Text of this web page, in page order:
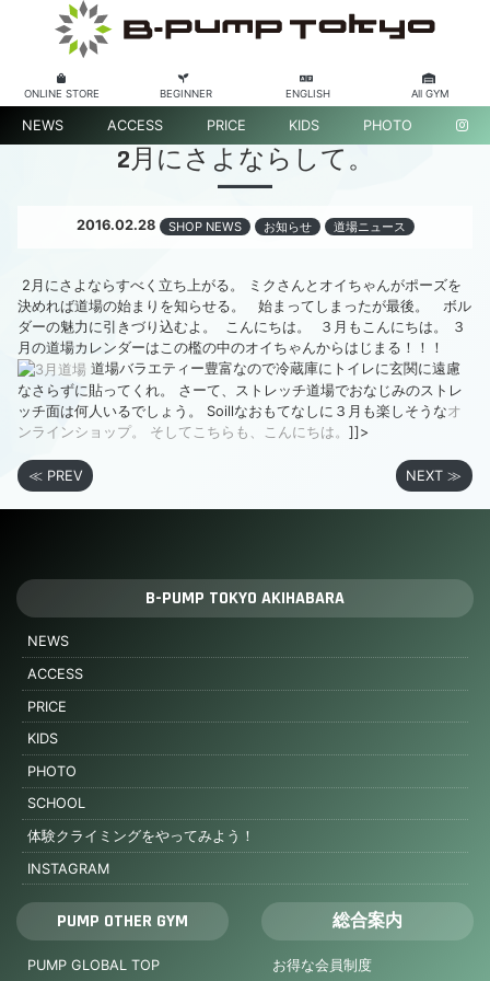
ONLINE STORE BEGINNER ENGLISH All GYM
NEWS ACCESS PRICE KIDS PHOTO
2月にさよならして。
2016.02.28 SHOP NEWS お知らせ 道場ニュース
2月にさよならすべく立ち上がる。 ミクさんとオイちゃんがポーズを
決めれば道場の始まりを知らせる。
始まってしまったが最後。 ボル
ダーの魅力に引きづり込むよ。
こんにちは。
３月もこんにちは。 ３
月の道場カレンダーはこの檻の中のオイちゃんからはじまる！！！
道場バラエティー豊富なので冷蔵庫にトイレに玄関に遠慮
なさらずに貼ってくれ。 さーて、ストレッチ道場でおなじみのストレ
ッチ面は何人いるでしょう。 Soillなおもてなしに３月も楽しそうなオ
ンラインショップ。
そしてこちらも、こんにちは。 ]]>
≪ PREV NEXT ≫
B-PUMP TOKYO AKIHABARA
NEWS
ACCESS
PRICE
KIDS
PHOTO
SCHOOL
体験クライミングをやってみよう！
INSTAGRAM
PUMP OTHER GYM
PUMP GLOBAL TOP
総合案内
お得な会員制度